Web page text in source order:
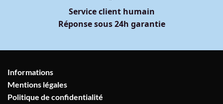
Service client humain
Réponse sous 24h garantie
Informations
Mentions légales
Politique de confidentialité